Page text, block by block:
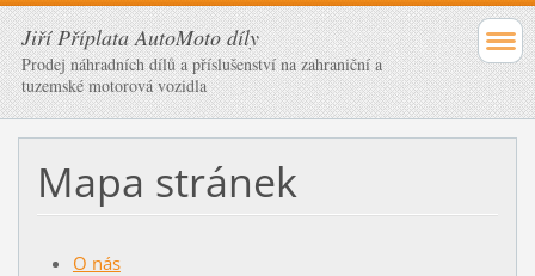
Jiří Příplata AutoMoto díly
Prodej náhradních dílů a příslušenství na zahraniční a
tuzemské motorová vozidla
Mapa stránek
O nás